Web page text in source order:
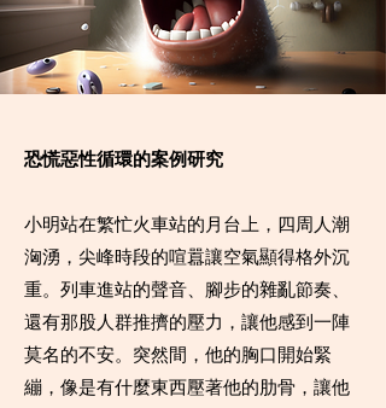
恐慌惡性循環的案例研究
小明站在繁忙火車站的月台上，四周人潮
洶湧，尖峰時段的喧囂讓空氣顯得格外沉
重。列車進站的聲音、腳步的雜亂節奏、
還有那股人群推擠的壓力，讓他感到一陣
莫名的不安。突然間，他的胸口開始緊
繃，像是有什麼東西壓著他的肋骨，讓他